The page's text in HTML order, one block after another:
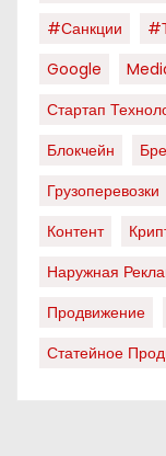
#санкции
Google
Стартап
Блокчейн
Грузоперевозки
Контент
Наружная
Продвижение
Статейное